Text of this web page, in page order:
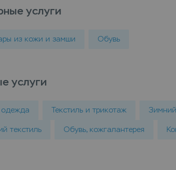
услуги
из кожи и замши Обувь
услуги
одежда Текстиль и трикотаж
текстиль Обувь, кожгалантерея